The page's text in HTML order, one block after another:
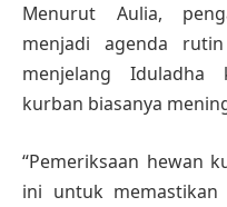
Menurut Aulia,
menjadi agenda
menjelang Iduladha
kurban biasanya
“Pemeriksaan hewan
ini untuk